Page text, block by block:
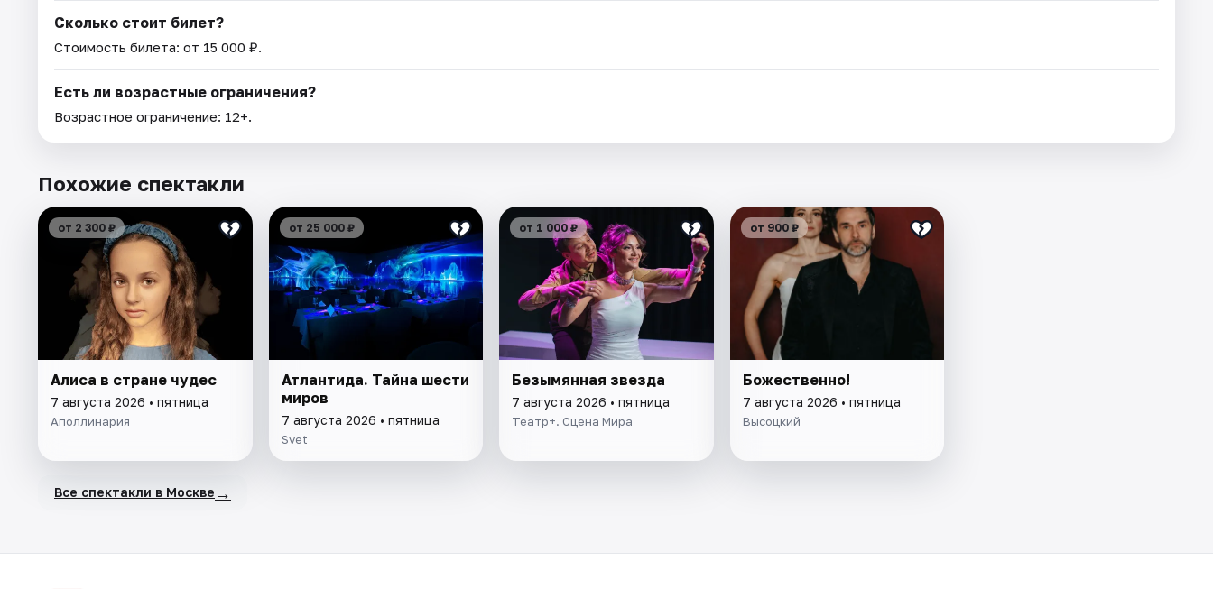
Сколько стоит билет?
Стоимость билета: от 15 000 ₽.
Есть ли возрастные ограничения?
Возрастное ограничение: 12+.
Похожие спектакли
от 2 300 ₽
Алиса в стране чудес
7 августа 2026 • пятница
Аполлинария
от 25 000 ₽
Атлантида. Тайна шести
миров
7 августа 2026 • пятница
Svet
от 1 000 ₽
Безымянная звезда
7 августа 2026 • пятница
Театр+. Сцена Мира
от 900 ₽
Божественно!
7 августа 2026 • пятница
Высоцкий
Все спектакли в Москве →